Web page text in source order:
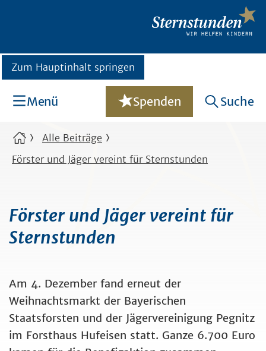
Zum Hauptinhalt springen
Menü Spenden Suche
Alle Beiträge
Förster und Jäger vereint für Sternstunden
Förster und Jäger vereint für
Sternstunden
Am 4. Dezember fand erneut der
Weihnachtsmarkt der Bayerischen
Staatsforsten und der Jägervereinigung Pegnitz
im Forsthaus Hufeisen statt. Ganze 6.700 Euro